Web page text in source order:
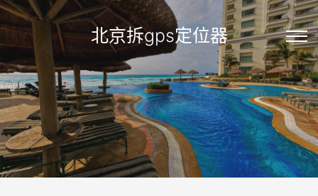
北京拆gps定位器